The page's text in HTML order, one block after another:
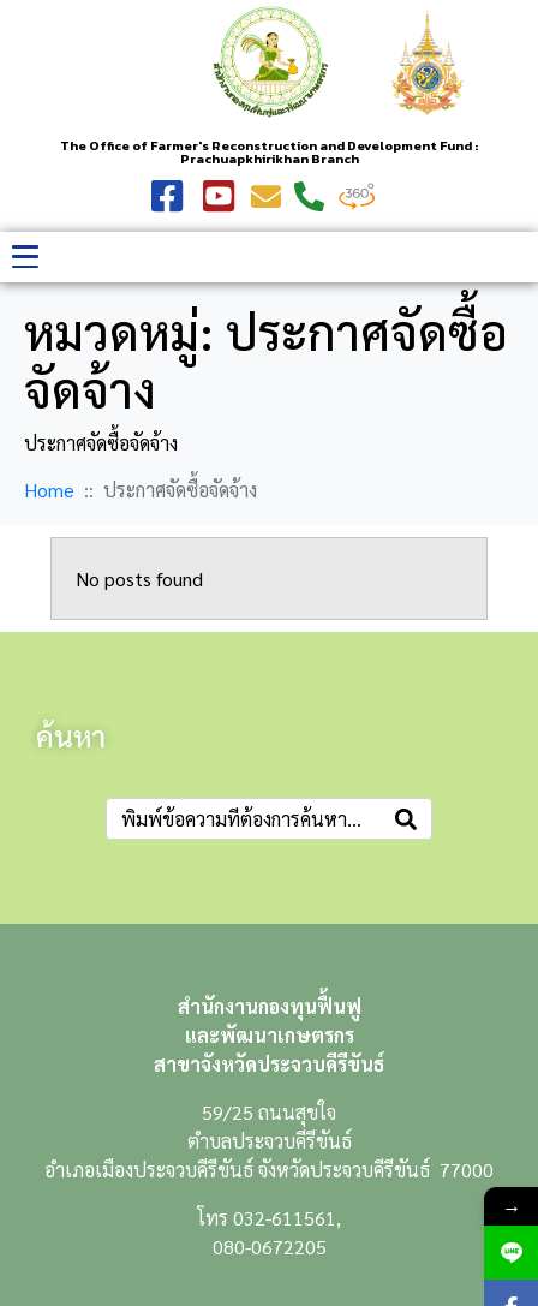
The Office of Farmer's Reconstruction and Development Fund :
Prachuapkhirikhan Branch
หมวดหมู่: ประกาศจัดซื้อ
จัดจ้าง
ประกาศจัดซื้อจัดจ้าง
Home
ประกาศจัดซื้อจัดจ้าง
No posts found
ค้นหา
สำนักงานกองทุนฟื้นฟู
และพัฒนาเกษตรกร
สาขาจังหวัดประจวบคีรีขันธ์
59/25 ถนนสุขใจ
ตำบลประจวบคีรีขันธ์
อำเภอเมืองประจวบคีรีขันธ์ จังหวัดประจวบคีรีขันธ์ 77000
โทร 032-611561,
080-0672205
→